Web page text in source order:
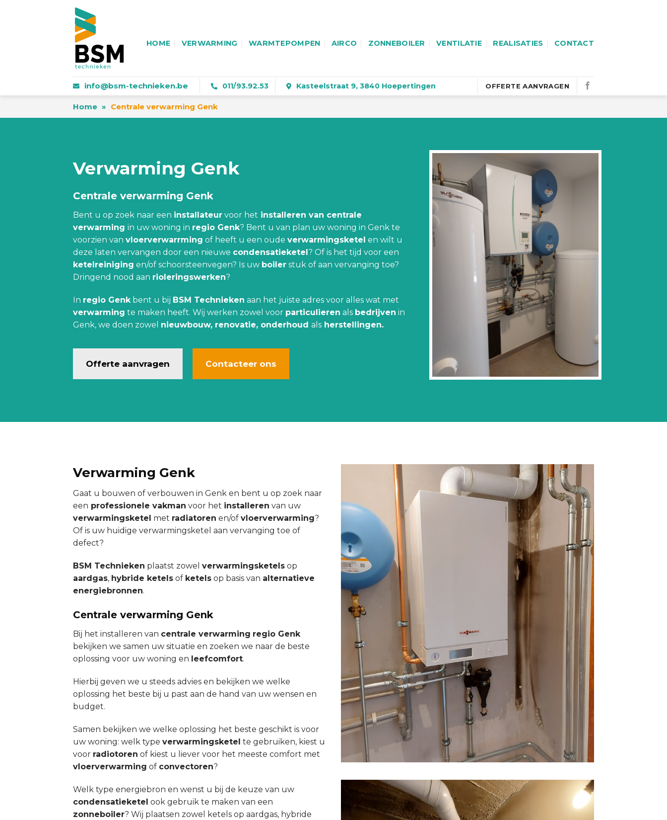
HOME VERWARMING WARMTEPOMPEN AIRCO ZONNEBOILER VENTILATIE REALISATIES CONTACT
info@bsm-technieken.be 011/93.92.53 Kasteelstraat 9, 3840 Hoepertingen OFFERTE AANVRAGEN
Home » Centrale verwarming Genk
Verwarming Genk
Centrale verwarming Genk
Bent u op zoek naar een installateur voor het installeren van centrale
verwarming in uw woning in regio Genk? Bent u van plan uw woning in Genk te
voorzien van vloerverwarrming of heeft u een oude verwarmingsketel en wilt u
deze laten vervangen door een nieuwe condensatieketel ? Of is het tijd voor een
ketelreiniging en/of schoorsteenvegen? Is uw boiler stuk of aan vervanging toe?
Dringend nood aan rioleringswerken?
In regio Genkbent u bij BSM Technieken aan het juiste adres voor alles wat met
verwarming te maken heeft. Wij werken zowel voor particulieren als bedrijven in
Genk, we doen zowel nieuwbouw, renovatie, onderhoud als herstellingen.
Offerte aanvragen Contacteer ons
Verwarming Genk
Gaat u bouwen of verbouwen in Genk en bent u op zoek naar
een professionele vakman voor het installeren van uw
verwarmingsketel met radiatoren en/of vloerverwarming?
Of is uw huidige verwarmingsketel aan vervanging toe of
defect?
BSM Technieken plaatst zowel verwarmingsketels op
aardgas, hybride ketels of ketels op basis van alternatieve
energiebronnen.
Centrale verwarming Genk
Bij het installeren van centrale verwarming regio Genk
bekijken we samen uw situatie en zoeken we naar de beste
oplossing voor uw woning en leefcomfort.
Hierbij geven we u steeds advies en bekijken we welke
oplossing het beste bij u past aan de hand van uw wensen en
budget.
Samen bekijken we welke oplossing het beste geschikt is voor
uw woning: welk type verwarmingsketel te gebruiken, kiest u
voor radiotoren of kiest u liever voor het meeste comfort met
vloerverwarming of convectoren?
Welk type energiebron en wenst u bij de keuze van uw
condensatieketel ook gebruik te maken van een
zonneboiler? Wij plaatsen zowel ketels op aardgas, hybride